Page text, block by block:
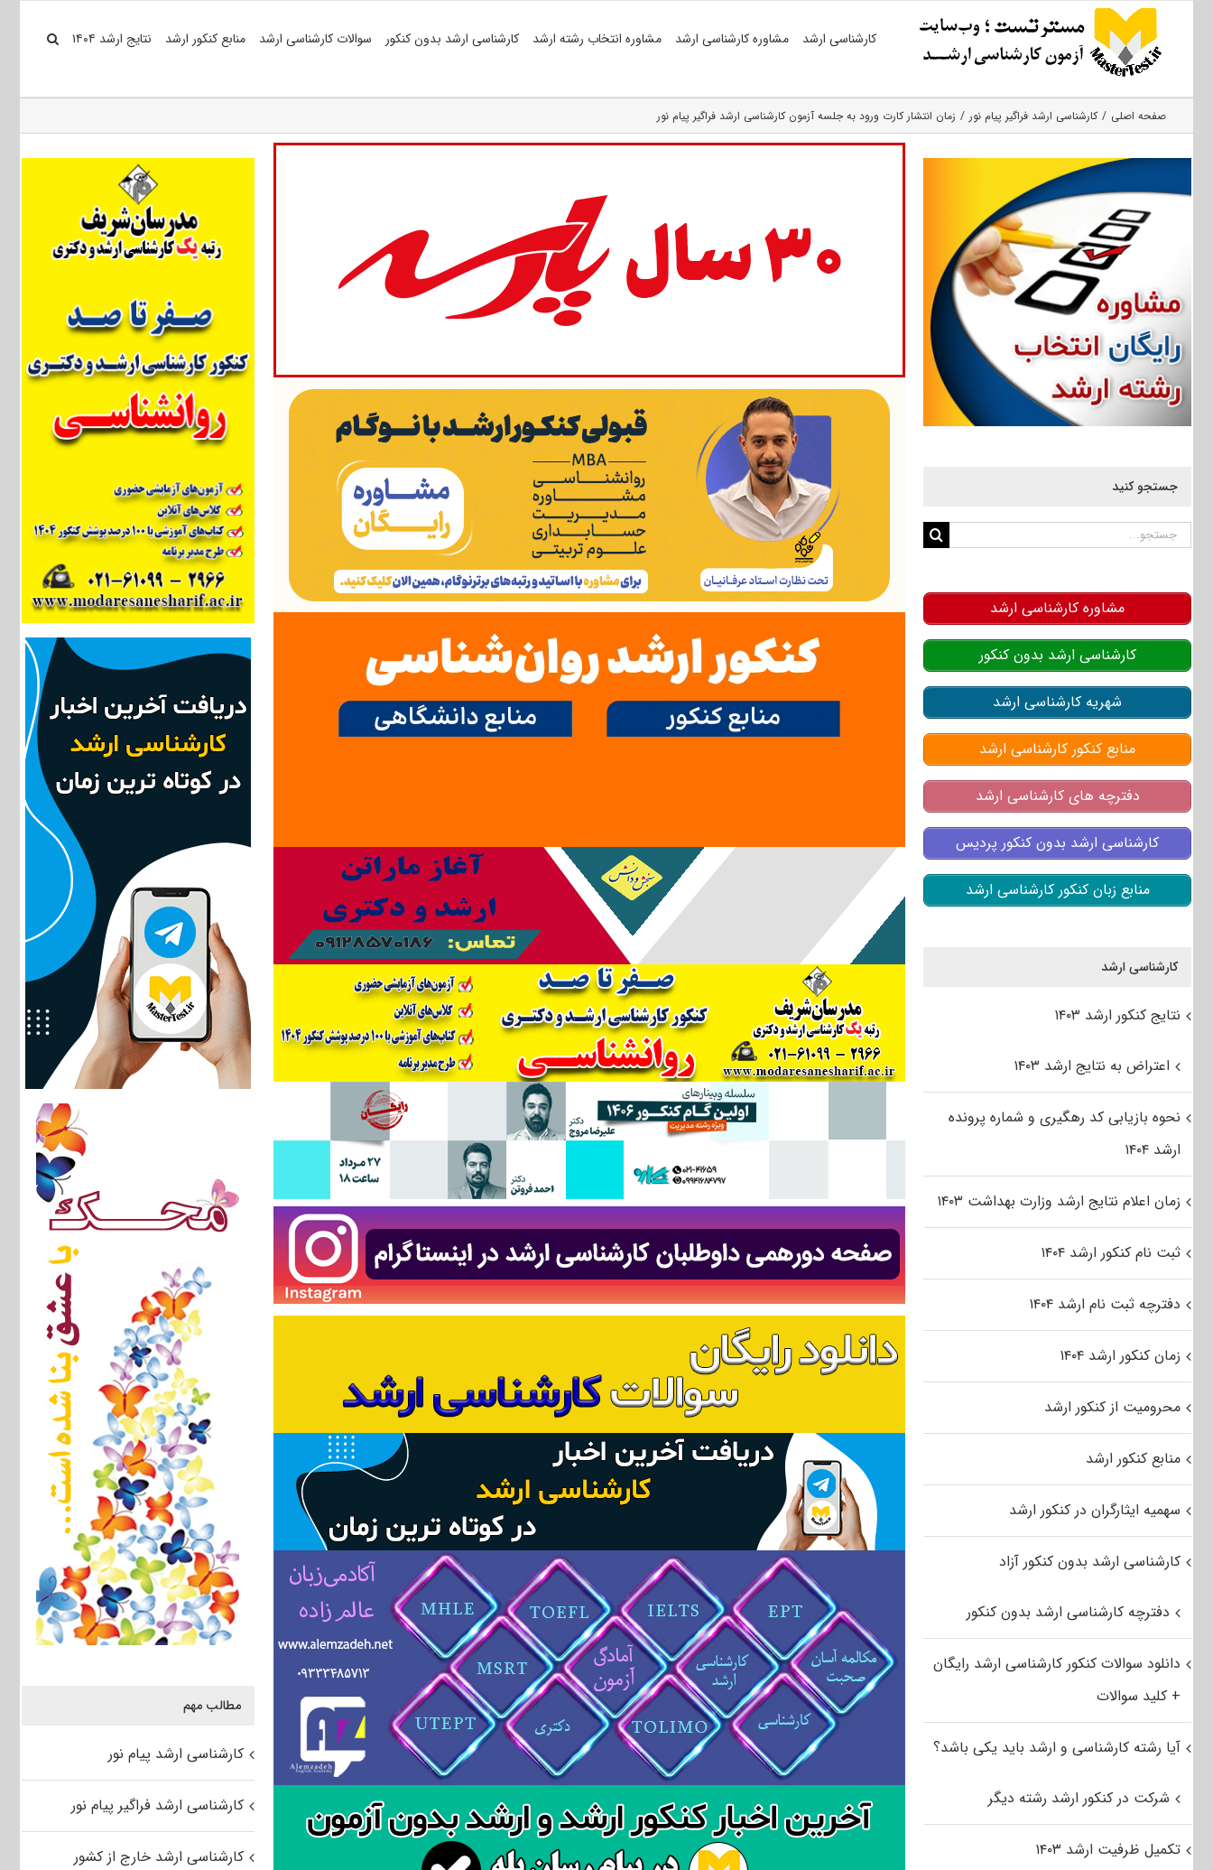
کارشناسی ارشد مشاوره کارشناسی ارشد مشاوره انتخاب رشته ارشد کارشناسی ارشد بدون کنکور سوالات کارشناسی ارشد منابع کنکور ارشد نتایج ارشد ۱۴۰۴
صفحه اصلی کارشناسی ارشد فراگیر پیام نور زمان انتشار کارت ورود به جلسه آزمون کارشناسی ارشد فراگیر پیام نور
مطالب مهم
کارشناسی ارشد پیام نور
کارشناسی ارشد فراگیر پیام نور
کارشناسی ارشد خارج از کشور
جستجو کنید
جستجو
مشاوره کارشناسی ارشد
کارشناسی ارشد بدون کنکور
شهریه کارشناسی ارشد
منابع کنکور کارشناسی ارشد
دفترچه های کارشناسی ارشد
کارشناسی ارشد بدون کنکور پردیس
منابع زبان کنکور کارشناسی ارشد
کارشناسی ارشد
نتایج کنکور ارشد ۱۴۰۳
اعتراض به نتایج ارشد ۱۴۰۳
نحوه بازیابی کد رهگیری و شماره پرونده
ارشد ۱۴۰۴
زمان اعلام نتایج ارشد وزارت بهداشت ۱۴۰۳
ثبت نام کنکور ارشد ۱۴۰۴
دفترچه ثبت نام ارشد ۱۴۰۴
زمان کنکور ارشد ۱۴۰۴
محرومیت از کنکور ارشد
منابع کنکور ارشد
سهمیه ایثارگران در کنکور ارشد
کارشناسی ارشد بدون کنکور آزاد
دفترچه کارشناسی ارشد بدون کنکور
دانلود سوالات کنکور کارشناسی ارشد رایگان
+ کلید سوالات
آیا رشته کارشناسی و ارشد باید یکی باشد؟
شرکت در کنکور ارشد رشته دیگر
تکمیل ظرفیت ارشد ۱۴۰۳